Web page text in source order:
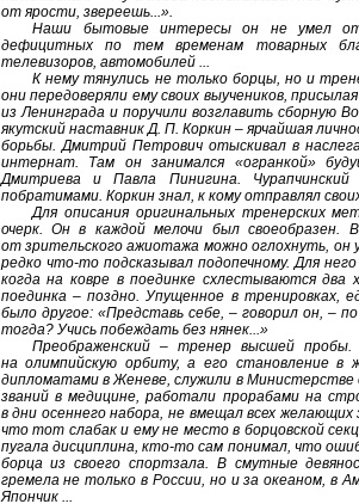
от ярости, звереешь...».
Наши бытовые интересы он не умел
дефицитных по тем временам товарных
телевизоров, автомобилей ...
К нему тянулись не только борцы, но и
они передоверяли ему своих выучеников,
из Ленинграда и поручили возглавить сборную
якутский наставник Д. П. Коркин – ярчайшая
борьбы. Дмитрий Петрович отыскивал в
интернат. Там он занимался «огранкой»
Дмитриева и Павла Пинигина.
побратимами. Коркин знал, к кому отправлял
Для описания оригинальных тренерских
очерк. Он в каждой мелочи был своеобразен.
от зрительского ажиотажа можно оглохнуть, он
редко что-то подсказывал подопечному. Для
когда на ковре в поединке схлестываются
поединка – поздно. Упущенное в тренировках,
было другое: «Представь себе, – говорил он, –
тогда? Учись побеждать без нянек...»
Преображенский – тренер высшей
на олимпийскую орбиту, а его становление в
дипломатами в Женеве, служили в Министерстве
званий в медицине, работали прорабами на
в дни осеннего набора, не вмещал всех
что тот слабак и ему не место в борцовской
пугала дисциплина, кто-то сам понимал, что
борца из своего спортзала. В смутные
гремела не только в России, но и за океаном, в
Япончик ...